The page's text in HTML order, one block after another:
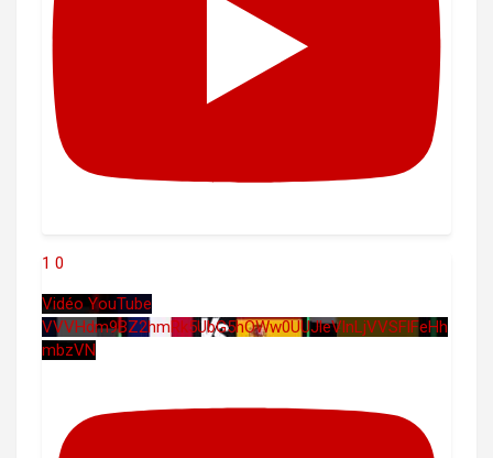
1 0
Vidéo YouTube
VVVHdm9BZ2hmRk5UbG5hOWw0UUJleVlnLjVVSFlFeHh
mbzVN